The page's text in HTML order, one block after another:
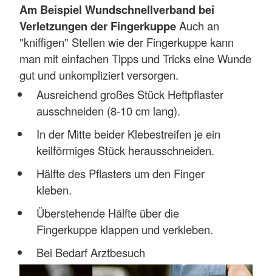
Am Beispiel Wundschnellverband bei
Verletzungen der FingerkuppeAuch an
"kniffigen" Stellen wie der Fingerkuppe kann
man mit einfachen Tipps und Tricks eine Wunde
gut und unkompliziert versorgen.
Ausreichend großes Stück Heftpflaster
ausschneiden (8-10 cm lang).
In der Mitte beider Klebestreifen je ein
keilförmiges Stück herausschneiden.
Hälfte des Pflasters um den Finger
kleben.
Überstehende Hälfte über die
Fingerkuppe klappen und verkleben.
Bei Bedarf Arztbesuch